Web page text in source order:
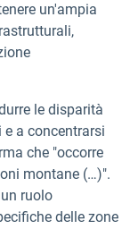
un'ampia
le disparità
a concentrarsi
che "occorre
montane (…)".
ruolo
delle zone